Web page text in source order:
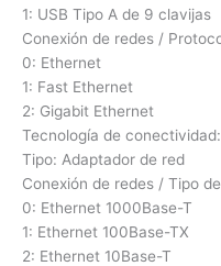
1: USB Tipo A de 9 clavijas
Conexión de redes /
0: Ethernet
1: Fast Ethernet
2: Gigabit Ethernet
Tecnología de
Tipo: Adaptador de red
Conexión de redes / Tipo
0: Ethernet 1000Base-T
1: Ethernet 100Base-TX
2: Ethernet 10Base-T